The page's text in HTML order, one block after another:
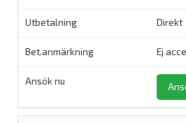
Direkt
Ej